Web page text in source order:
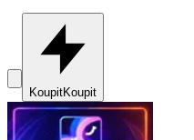
KoupitKoupit